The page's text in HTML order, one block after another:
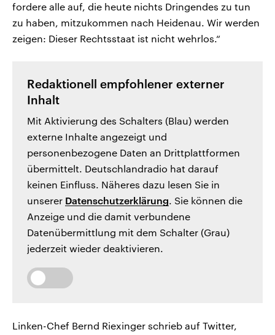
fordere alle auf, die heute nichts Dringendes zu tun
zu haben, mitzukommen nach Heidenau. Wir werden
zeigen: Dieser Rechtsstaat ist nicht wehrlos.“
Redaktionell empfohlener externer
Inhalt
Mit Aktivierung des Schalters (Blau) werden
externe Inhalte angezeigt und
personenbezogene Daten an Drittplattformen
übermittelt. Deutschlandradio hat darauf
keinen Einfluss. Näheres dazu lesen Sie in
unserer Datenschutzerklärung. Sie können die
Anzeige und die damit verbundene
Datenübermittlung mit dem Schalter (Grau)
jederzeit wieder deaktivieren.
Linken-Chef Bernd Riexinger schrieb auf Twitter,